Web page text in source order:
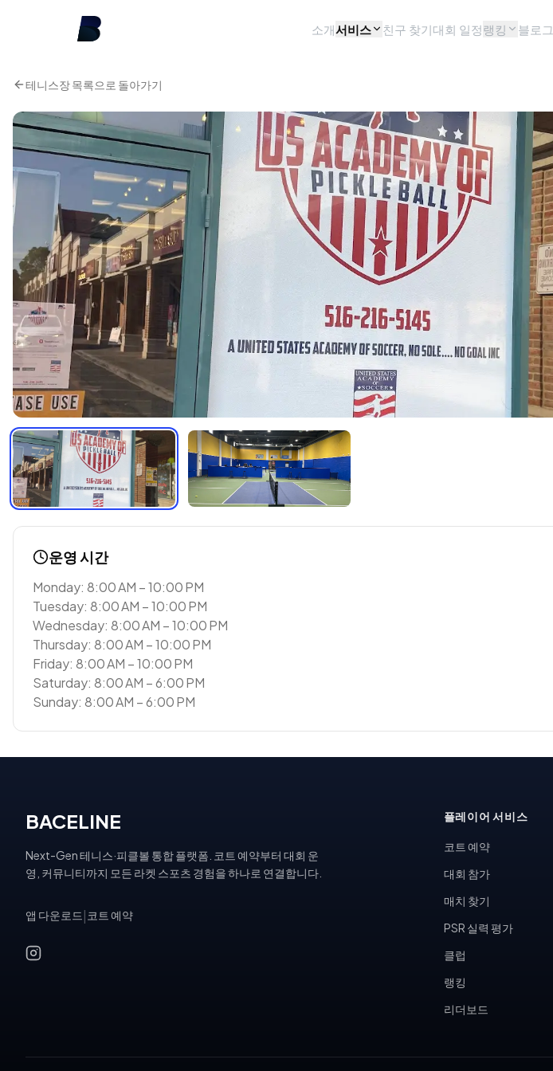
소개서비스 친구 찾기대회 일정랭킹 블로그
테니스장 목록으로 돌아가기
운영 시간
Monday: 8:00 AM – 10:00 PM
Tuesday: 8:00 AM – 10:00 PM
Wednesday: 8:00 AM – 10:00 PM
Thursday: 8:00 AM – 10:00 PM
Friday: 8:00 AM – 10:00 PM
Saturday: 8:00 AM – 6:00 PM
Sunday: 8:00 AM – 6:00 PM
BACELINE
Next-Gen 테니스·피클볼 통합 플랫폼. 코트 예약부터 대회 운
영, 커뮤니티까지 모든 라켓 스포츠 경험을 하나로 연결합니다.
앱 다운로드 코트 예약
플레이어 서비스
코트 예약
대회 참가
매치 찾기
PSR 실력 평가
클럽
랭킹
리더보드